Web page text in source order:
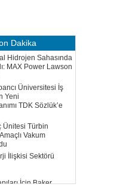
Dakika
Hidrojen Sahasında
MAX Power Lawson
Üniversitesi İş
Yeni
TDK Sözlük’e
Ünitesi Türbin
Vakum
İlişkisi Sektörü
İçin Baker